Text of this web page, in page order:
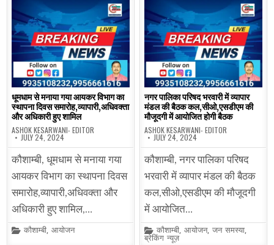
धूमधाम से मनाया गया आयकर विभाग का
स्थापना दिवस समारोह,व्यापारी,अधिवक्ता
और अधिकारी हुए शामिल
ASHOK KESARWANI- EDITOR
JULY 24, 2024
कौशाम्बी, धूमधाम से मनाया गया
आयकर विभाग का स्थापना दिवस
समारोह,व्यापारी,अधिवक्ता और
अधिकारी हुए शामिल,…
Posted
कौशाम्बी,आयोजन
नगर पालिका परिषद भरवारी में व्यापार
मंडल की बैठक कल,सीओ,एसडीएम की
मौजूदगी में आयोजित होगी बैठक
ASHOK KESARWANI- EDITOR
JULY 24, 2024
कौशाम्बी, नगर पालिका परिषद
भरवारी में व्यापार मंडल की बैठक
कल,सीओ,एसडीएम की मौजूदगी
में आयोजित…
Posted
in
कौशाम्बी,आयोजन,जन समस्या,
ब्रेकिंग न्यूज़